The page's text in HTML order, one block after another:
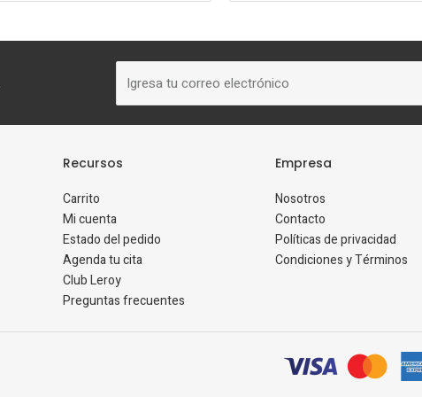
electrónico
Recursos
Carrito
Mi cuenta
Estado del pedido
Agenda tu cita
Club Leroy
Preguntas frecuentes
Empresa
Nosotros
Contacto
Políticas de privacidad
Condiciones y Términos